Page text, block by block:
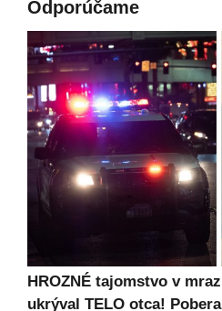
Odporúčame
HROZNÉ tajomstvo v
ukrýval TELO otca!